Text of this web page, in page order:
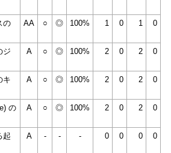
の
AA ○ ◎ 100% 1 0 1 0
ジ
A ○ ◎ 100% 2 0 2 0
キ
A ○ ◎ 100% 2 0 2 0
の
A ○ ◎ 100% 2 0 2 0
起
A - - - 0 0 0 0